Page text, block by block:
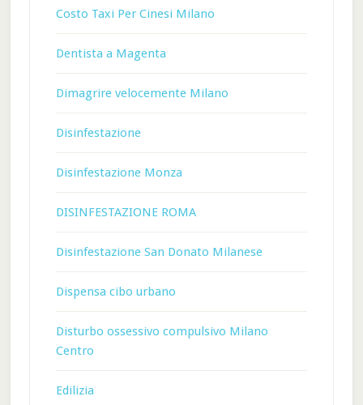
Costo Taxi Per Cinesi Milano
Dentista a Magenta
Dimagrire velocemente Milano
Disinfestazione
Disinfestazione Monza
DISINFESTAZIONE ROMA
Disinfestazione San Donato Milanese
Dispensa cibo urbano
Disturbo ossessivo compulsivo Milano
Centro
Edilizia